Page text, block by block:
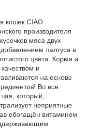
кошек CIAO
производителя
мяса двух
палтуса в
цвета. Корма и
и
на основе
Во все
который,
неприятные
обогащён витамином